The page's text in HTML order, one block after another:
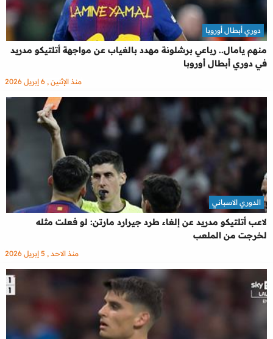
منهم يامال.. رباعي برشلونة مهدد بالغياب عن مواجهة أتلتيكو مدريد
في دوري أبطال أوروبا
دوري أبطال أوروبا
منذ الإثنين , 6 إبريل 2026
لاعب أتلتيكو مدريد عن إلغاء طرد جيرارد مارتن: لو فعلت مثله
لخرجت من الملعب
الدوري الاسباني
منذ الاحد , 5 إبريل 2026